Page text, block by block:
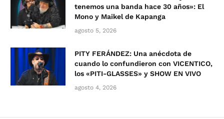
tenemos una banda hace 30 años»: El
Mono y Maikel de Kapanga
agosto 5, 2026
PITY FERÁNDEZ: Una anécdota de
cuando lo confundieron con VICENTICO,
los «PITI-GLASSES» y SHOW EN VIVO
agosto 4, 2026